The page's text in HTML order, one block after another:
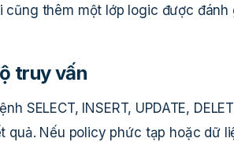
cũng thêm một lớp logic được đánh
truy vấn
SELECT, INSERT, UPDATE,
Nếu policy phức tạp hoặc dữ